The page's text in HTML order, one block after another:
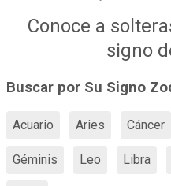
Conoce a
signo
Buscar por Su Signo
Acuario Aries Cáncer
Géminis Leo Libra